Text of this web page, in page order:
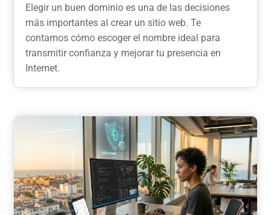
Elegir un buen dominio es una de las decisiones
más importantes al crear un sitio web. Te
contamos cómo escoger el nombre ideal para
transmitir confianza y mejorar tu presencia en
Internet.